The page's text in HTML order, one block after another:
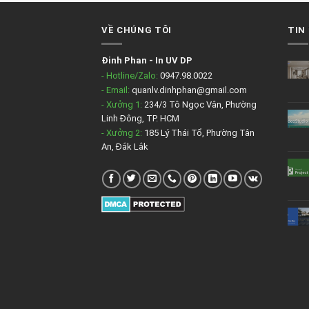
VỀ CHÚNG TÔI
Đinh Phan - In UV DP
- Hotline/Zalo: 0947.98.0022
- Email: quanlv.dinhphan@gmail.com
- Xưởng 1: 234/3 Tô Ngọc Vân, Phường
Linh Đông, TP. HCM
- Xưởng 2: 185 Lý Thái Tổ, Phường Tân
An, Đắk Lắk
TIN